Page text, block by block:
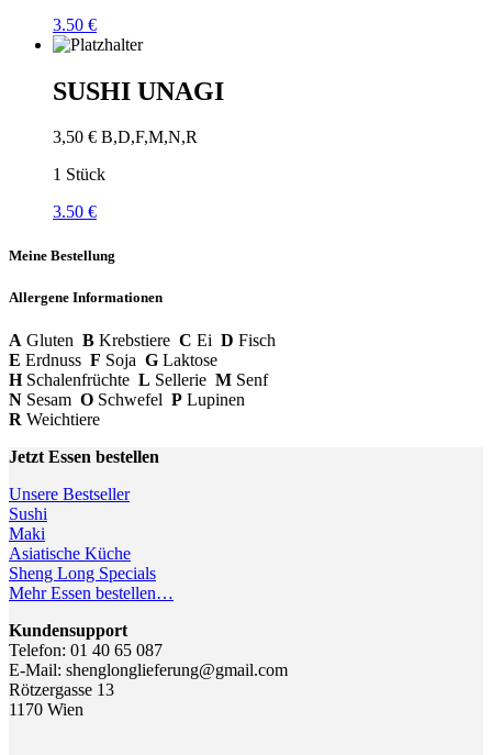
3.50 €
SUSHI UNAGI
3,50 € B,D,F,M,N,R
1 Stück
3.50 €
Meine Bestellung
Allergene Informationen
A Gluten B Krebstiere C Ei D Fisch
E Erdnuss F Soja G Laktose
HSchalenfrüchte L Sellerie M Senf
N Sesam O Schwefel P Lupinen
R Weichtiere
Jetzt Essen bestellen
Unsere Bestseller
Sushi
Maki
Asiatische Küche
Sheng Long Specials
Mehr Essen bestellen…
Kundensupport
Telefon: 01 40 65 087
E-Mail: shenglonglieferung@gmail.com
Rötzergasse 13
1170 Wien